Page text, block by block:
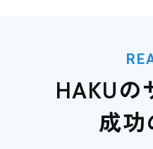
HAKUの
成功